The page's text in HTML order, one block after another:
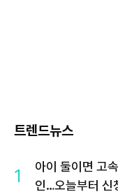
트렌드뉴스
1
아이 둘이면 고
인…오늘부터 신